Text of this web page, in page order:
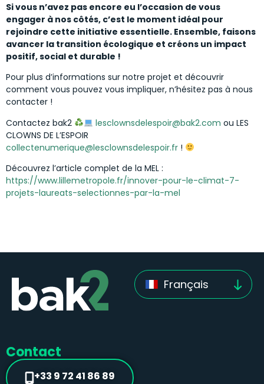
Si vous n’avez pas encore eu l’occasion de vous
engager à nos côtés, c’est le moment idéal pour
rejoindre cette initiative essentielle. Ensemble, faisons
avancer la transition écologique et créons un impact
positif, social et durable !
Pour plus d’informations sur notre projet et découvrir
comment vous pouvez vous impliquer, n’hésitez pas à nous
contacter !
Contactez bak2
lesclownsdelespoir@bak2.com ou LES
CLOWNS DE L’ESPOIR
collectenumerique@lesclownsdelespoir.fr !
Découvrez l’article complet de la MEL :
https://www.lillemetropole.fr/innover-pour-le-climat-7-
projets-laureats-selectionnes-par-la-mel
Français
Contact
+33 9 72 41 86 89